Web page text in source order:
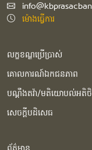
ម៉ោងធ្វើការ
លក្ខខណ្ឌប្រើប្រាស់
គោលការណ៍ឯកជនភាព
បណ្ដឹងតវ៉ា/មតិយោបល់អតិ
សេចក្ដីបដិសេធ